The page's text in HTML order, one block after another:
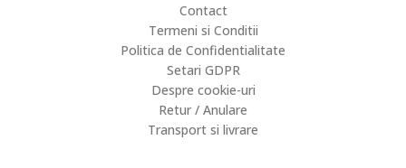
Contact
Termeni si Conditii
Politica de Confidentialitate
Setari GDPR
Despre cookie-uri
Retur / Anulare
Transport si livrare